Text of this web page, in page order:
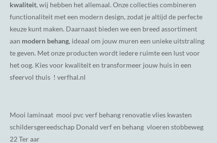
kwaliteit, wij hebben het allemaal. Onze collecties combineren
functionaliteit met een modern design, zodat je altijd de perfecte
keuze kunt maken. Daarnaast bieden we een breed assortiment
aan modern behang, ideaal om jouw muren een unieke uitstraling
te geven. Met onze producten wordt iedere ruimte een lust voor
het oog. Kies voor kwaliteit en transformeer jouw huis in een
sfeervol thuis ! verfhal.nl
Mooi laminaat mooi pvc verf behang renovatie vlies kwasten
schildersgereedschap Donald verf en behang vloeren stobbeweg
22 Ter aar